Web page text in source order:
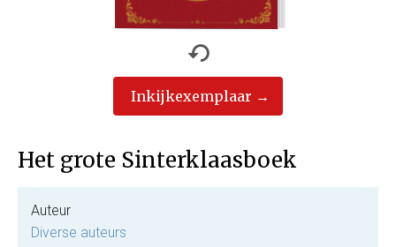
Inkijkexemplaar
Het grote Sinterklaasboek
Auteur
Diverse auteurs